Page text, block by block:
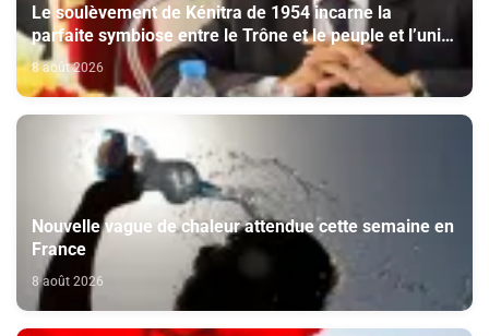
Le soulèvement de Kénitra de 1954 incarne la
parfaite symbiose entre le Trône et le peuple et l’unité
de volonté et de destin (M. El Ktiri)
8 août 2026
Nouvelle vague de chaleur attendue cette semaine en
France
8 août 2026